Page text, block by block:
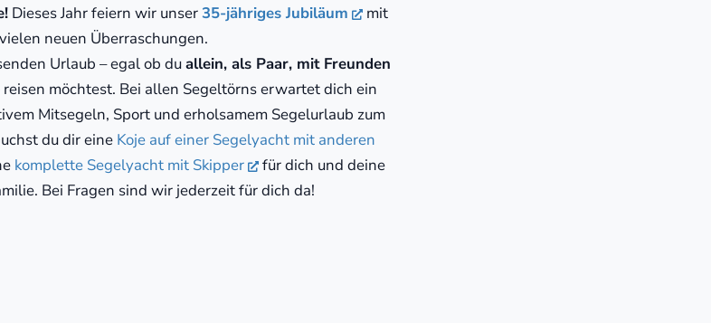
Dieses Jahr feiern wir unser35-jähriges Jubiläum
mit
vielen neuen Überraschungen.
Urlaub – egal ob duallein, als Paar, mit Freunden
reisen möchtest. Bei allen Segeltörns erwartet dich ein
Mitsegeln, Sport und erholsamem Segelurlaub zum
du dir eine Koje auf einer Segelyacht mit anderen
komplette Segelyacht mit Skipper
für dich und deine
Bei Fragen sind wir jederzeit für dich da!